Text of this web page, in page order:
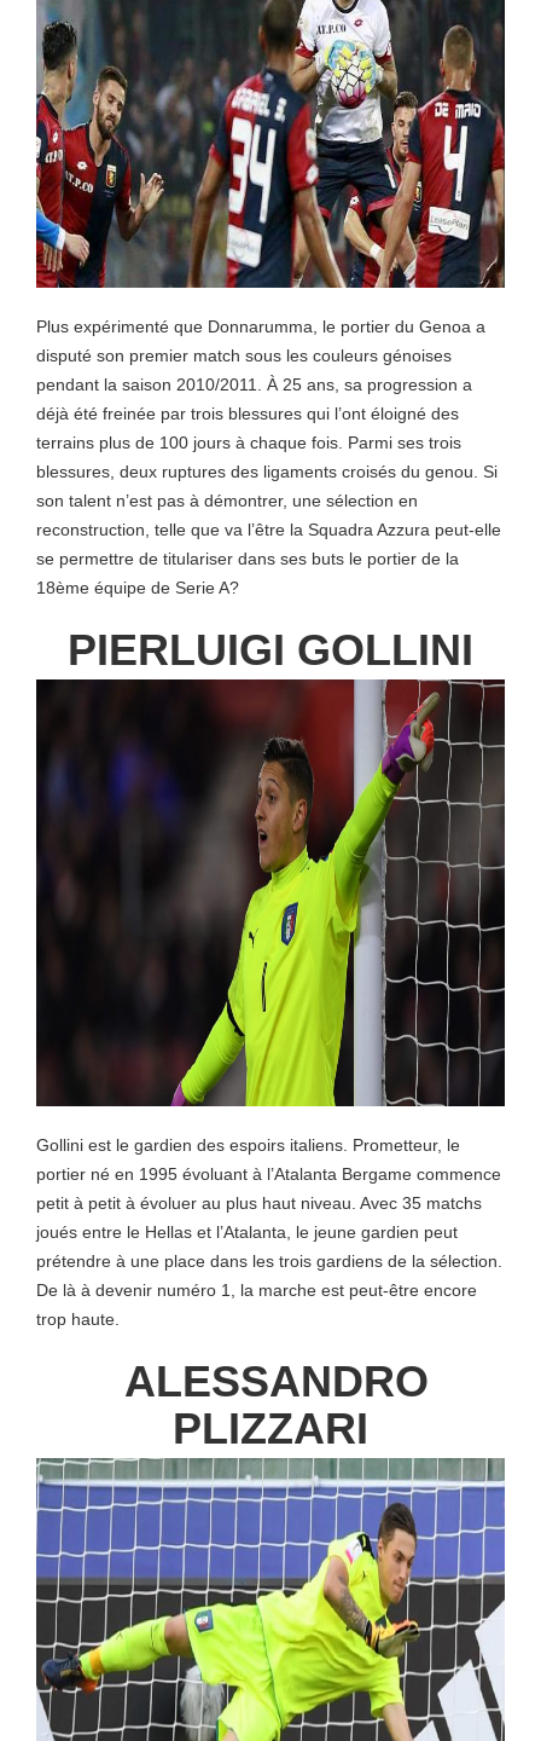
Plus expérimenté que Donnarumma, le portier du Genoa a
disputé son premier match sous les couleurs génoises
pendant la saison 2010/2011. À 25 ans, sa progression a
déjà été freinée par trois blessures qui l’ont éloigné des
terrains plus de 100 jours à chaque fois. Parmi ses trois
blessures, deux ruptures des ligaments croisés du genou. Si
son talent n’est pas à démontrer, une sélection en
reconstruction, telle que va l’être la Squadra Azzura peut-elle
se permettre de titulariser dans ses buts le portier de la
18ème équipe de Serie A?
PIERLUIGI GOLLINI
Gollini est le gardien des espoirs italiens. Prometteur, le
portier né en 1995 évoluant à l’Atalanta Bergame commence
petit à petit à évoluer au plus haut niveau. Avec 35 matchs
joués entre le Hellas et l’Atalanta, le jeune gardien peut
prétendre à une place dans les trois gardiens de la sélection.
De là à devenir numéro 1, la marche est peut-être encore
trop haute.
ALESSANDRO
PLIZZARI